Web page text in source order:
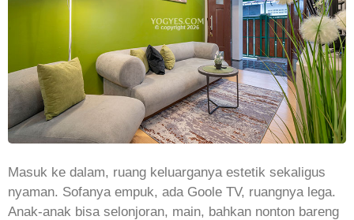
Masuk ke dalam, ruang keluarganya estetik sekaligus
nyaman. Sofanya empuk, ada Goole TV, ruangnya lega.
Anak-anak bisa selonjoran, main, bahkan nonton bareng